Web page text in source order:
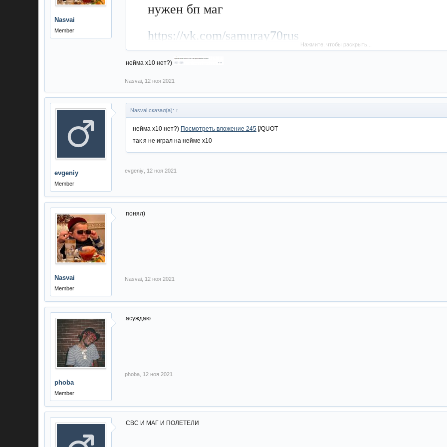
Nasvai
Member
нужен бп маг
https://vk.com/samuray70rus
Нажмите, чтобы раскрыть...
нейма х10 нет?)
Nasvai 12 ноя 2021
evgeniy
Member
Nasvai сказал(а): ↑
нейма х10 нет?) Посмотреть вложение 245 [/QUOT
так я не играл на нейме х10
evgeniy 12 ноя 2021
Nasvai
Member
понял)
Nasvai 12 ноя 2021
phoba
Member
асуждаю
phoba 12 ноя 2021
СВС И МАГ И ПОЛЕТЕЛИ